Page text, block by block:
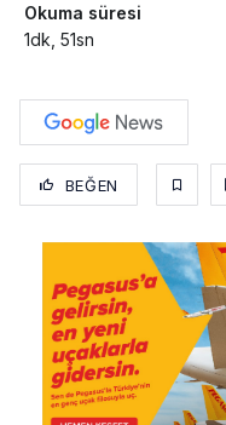
Okuma süresi
1dk, 51sn
BEĞEN